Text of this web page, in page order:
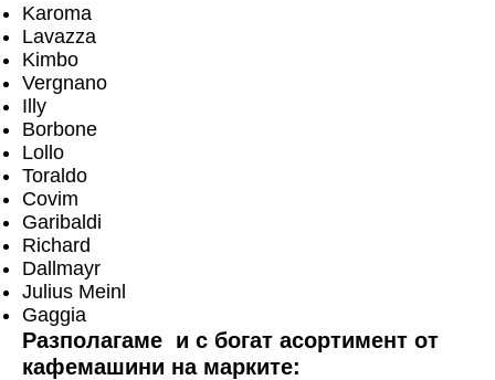
Karoma
Lavazza
Kimbo
Vergnano
Illy
Borbone
Lollo
Toraldo
Covim
Garibaldi
Richard
Dallmayr
Julius Meinl
Gaggia
Разполагаме и с богат асортимент от
кафемашини на марките: